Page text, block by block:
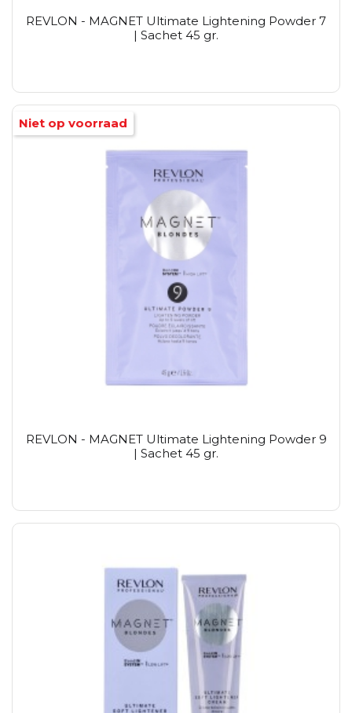
REVLON - MAGNET Ultimate Lightening Powder 7
| Sachet 45 gr.
REVLON - MAGNET Ultimate Lightening Powder 9
| Sachet 45 gr.
Niet op voorraad